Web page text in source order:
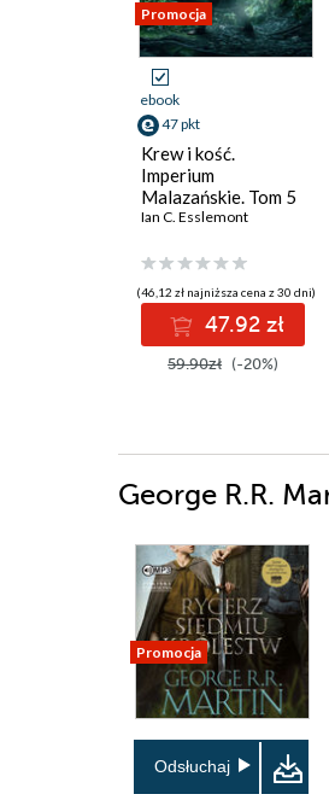
Promocja
ebook
47 pkt
Krew i kość.
Imperium
Malazańskie. Tom 5
Ian C. Esslemont
(46,12 zł najniższa cena z 30 dni)
47.92 zł
59.90zł (-20%)
George R.R.
Promocja
Odsłuchaj